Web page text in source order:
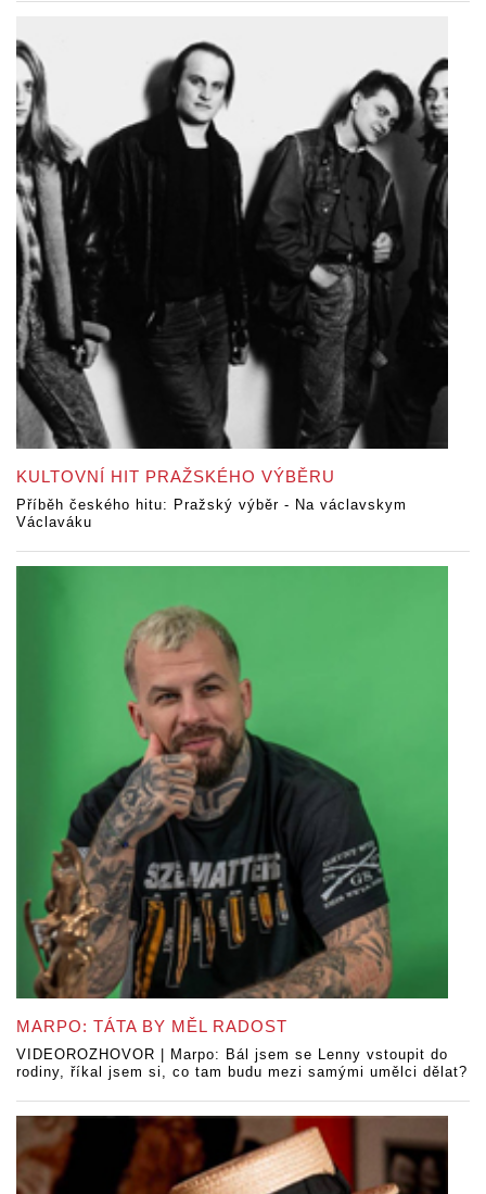
KULTOVNÍ HIT PRAŽSKÉHO VÝBĚRU
Příběh českého hitu: Pražský výběr - Na václavskym
Václaváku
MARPO: TÁTA BY MĚL RADOST
VIDEOROZHOVOR | Marpo: Bál jsem se Lenny vstoupit do
rodiny, říkal jsem si, co tam budu mezi samými umělci dělat?